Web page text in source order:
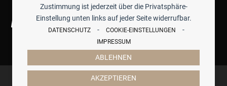
Zustimmung ist jederzeit über die Privatsphäre-
Einstellung unten links auf jeder Seite widerrufbar.
DATENSCHUTZ - COOKIE-EINSTELLUNGEN -
IMPRESSUM
AKZEPTIEREN
ABLEHNEN
© 2026 -TISCHWERK- ALLE PREISE INKL. GESETZTL.
MWST.